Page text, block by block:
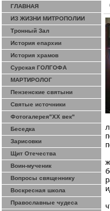
ГЛАВНАЯ
ИЗ ЖИЗНИ МИТРОПОЛИИ
Тронный Зал
История епархии
История храмов
Сурская ГОЛГОФА
МАРТИРОЛОГ
Пензенские святыни
Святые источники
Фотогалерея"ХХ век"
Беседка
Зарисовки
Щит Отечества
Воин-мученик
Вопросы священнику
Воскресная школа
Православные чудеса